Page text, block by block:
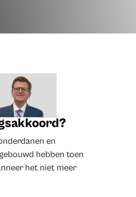
en
hebben toen
het niet meer